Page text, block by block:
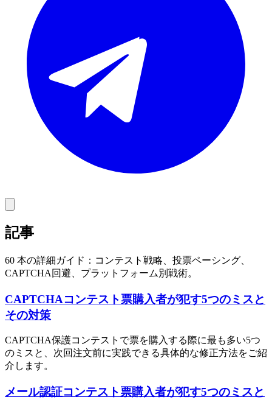
記事
60 本の詳細ガイド：コンテスト戦略、投票ペーシング、
CAPTCHA回避、プラットフォーム別戦術。
CAPTCHAコンテスト票購入者が犯す5つのミスと
その対策
CAPTCHA保護コンテストで票を購入する際に最も多い5つ
のミスと、次回注文前に実践できる具体的な修正方法をご紹
介します。
メール認証コンテスト票購入者が犯す5つのミスと